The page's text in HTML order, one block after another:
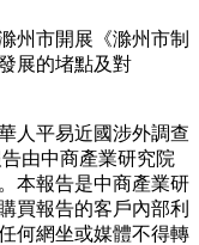
市開展《滁州市制
展的堵點及對
平易近國涉外調查
由中商產業研究院
本報告是中商產業研
買報告的客戶內部利
何網坐或媒體不得轉